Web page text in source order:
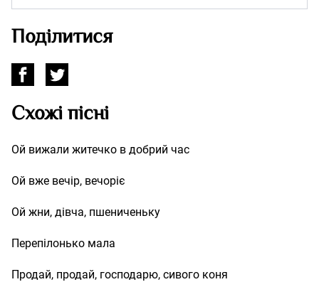
Поділитися
Схожі пісні
Ой вижали житечко в добрий час
Ой вже вечір, вечоріє
Ой жни, дівча, пшениченьку
Перепілонько мала
Продай, продай, господарю, сивого коня